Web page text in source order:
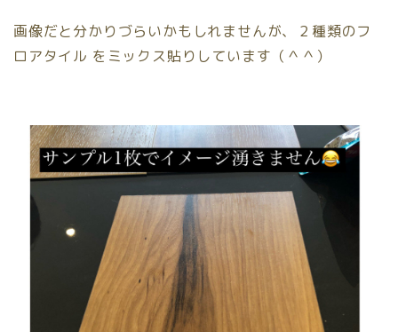
画像だと分かりづらいかもしれませんが、２種類のフ
ロアタイル をミックス貼りしています（＾＾）